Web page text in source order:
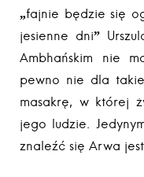
„fajnie będzie się
jesienne dni”
Ambhańskim nie
pewno nie dla
masakrę, w której
jego ludzie.
znaleźć się Arwa